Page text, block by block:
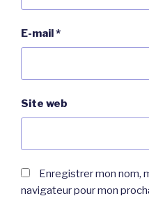
E-mail*
Site web
Enregistrer mon nom,
navigateur pour mon